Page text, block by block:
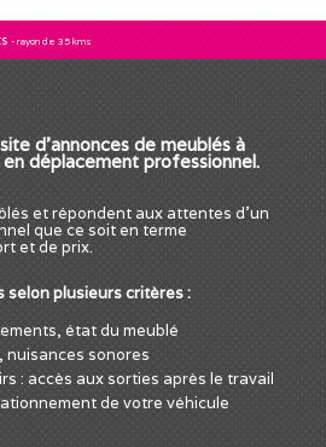
- rayon de 35 kms
d'annonces de meublés à
en déplacement professionnel.
et répondent aux attentes d'un
que ce soit en terme
et de prix.
selon plusieurs critères :
état du meublé
nuisances sonores
: accès aux sorties après le travail
de votre véhicule